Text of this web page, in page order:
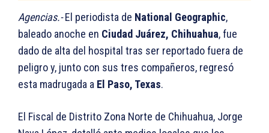
Agencias.-El periodista de National Geographic,
baleado anoche en Ciudad Juárez, Chihuahua, fue
dado de alta del hospital tras ser reportado fuera de
peligro y, junto con sus tres compañeros, regresó
esta madrugada a El Paso, Texas.
El Fiscal de Distrito Zona Norte de Chihuahua, Jorge